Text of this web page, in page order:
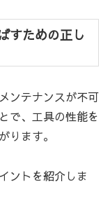
すための正し
ンテナンスが不可
で、工具の性能を
ります。
ントを紹介しま